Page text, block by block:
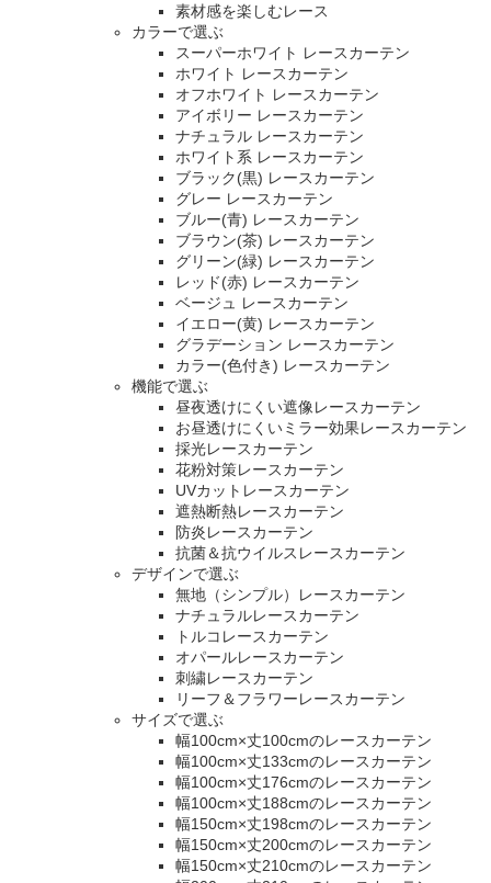
素材感を楽しむレース
カラーで選ぶ
スーパーホワイト レースカーテン
ホワイト レースカーテン
オフホワイト レースカーテン
アイボリー レースカーテン
ナチュラル レースカーテン
ホワイト系 レースカーテン
ブラック(黒) レースカーテン
グレー レースカーテン
ブルー(青) レースカーテン
ブラウン(茶) レースカーテン
グリーン(緑) レースカーテン
レッド(赤) レースカーテン
ベージュ レースカーテン
イエロー(黄) レースカーテン
グラデーション レースカーテン
カラー(色付き) レースカーテン
機能で選ぶ
昼夜透けにくい遮像レースカーテン
お昼透けにくいミラー効果レースカーテン
採光レースカーテン
花粉対策レースカーテン
UVカットレースカーテン
遮熱断熱レースカーテン
防炎レースカーテン
抗菌＆抗ウイルスレースカーテン
デザインで選ぶ
無地（シンプル）レースカーテン
ナチュラルレースカーテン
トルコレースカーテン
オパールレースカーテン
刺繍レースカーテン
リーフ＆フラワーレースカーテン
サイズで選ぶ
幅100cm×丈100cmのレースカーテン
幅100cm×丈133cmのレースカーテン
幅100cm×丈176cmのレースカーテン
幅100cm×丈188cmのレースカーテン
幅150cm×丈198cmのレースカーテン
幅150cm×丈200cmのレースカーテン
幅150cm×丈210cmのレースカーテン